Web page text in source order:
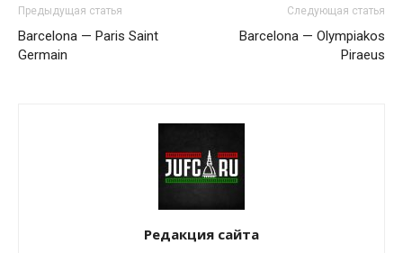
Предыдущая статья
Barcelona — Paris Saint
Germain
Следующая статья
Barcelona — Olympiakos
Piraeus
Редакция сайта